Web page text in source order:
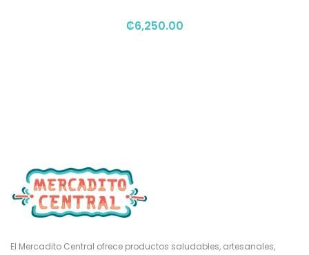
₡6,250.00
El Mercadito Central ofrece productos saludables, artesanales,